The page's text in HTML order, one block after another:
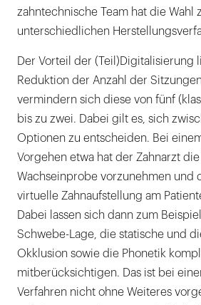
zahntechnische Team hat die Wahl
unterschiedlichen
Der Vorteil der (Teil)Digitalisierung
Reduktion der Anzahl der
vermindern sich diese von fünf
bis zu zwei. Dabei gilt es, sich
Optionen zu entscheiden. Bei
Vorgehen etwa hat der Zahnarzt
Wachseinprobe vorzunehmen und
virtuelle Zahnaufstellung am
Dabei lassen sich dann zum
Schwebe-Lage, die statische und
Okklusion sowie die Phonetik
mitberücksichtigen. Das ist bei
Verfahren nicht ohne Weiteres